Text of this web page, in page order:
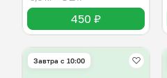
450 ₽
Завтра c 10:00